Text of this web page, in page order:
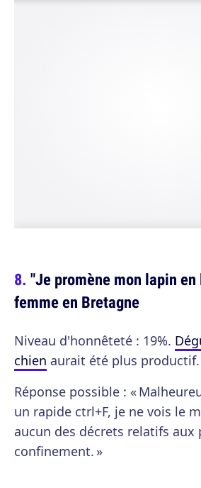
"Je promène mon lapin
femme en Bretagne
Niveau d'honnêteté : 19%.
chien aurait été plus productif.
Réponse possible : «
un rapide ctrl+F, je ne vois le
aucun des décrets relatifs aux
confinement. »